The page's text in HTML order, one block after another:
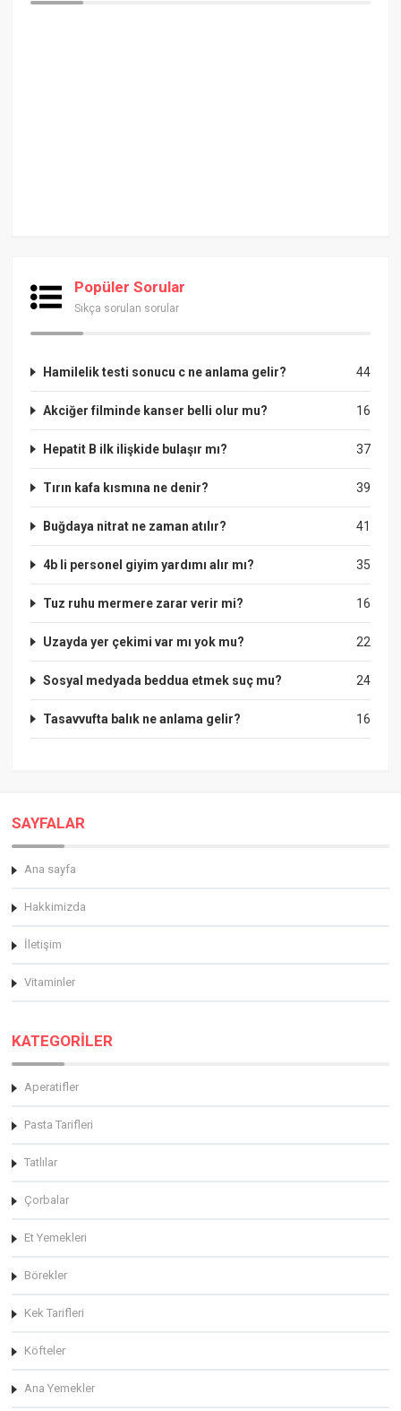
Popüler Sorular
Sıkça sorulan sorular
44
Hamilelik testi sonucu c ne anlama gelir?
16
Akciğer filminde kanser belli olur mu?
37
Hepatit B ilk ilişkide bulaşır mı?
39
Tırın kafa kısmına ne denir?
41
Buğdaya nitrat ne zaman atılır?
35
4b li personel giyim yardımı alır mı?
16
Tuz ruhu mermere zarar verir mi?
22
Uzayda yer çekimi var mı yok mu?
24
Sosyal medyada beddua etmek suç mu?
16
Tasavvufta balık ne anlama gelir?
SAYFALAR
Ana sayfa
Hakkimizda
İletişim
Vitaminler
KATEGORİLER
Aperatifler
Pasta Tarifleri
Tatlılar
Çorbalar
Et Yemekleri
Börekler
Kek Tarifleri
Köfteler
Ana Yemekler